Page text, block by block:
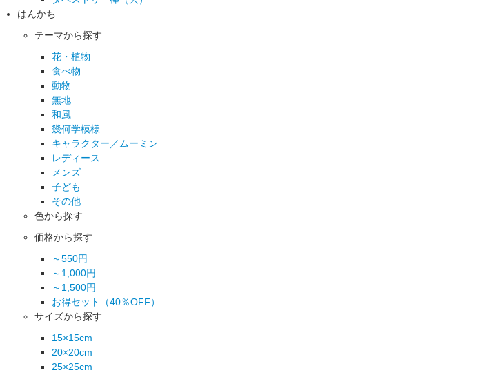
はんかち
テーマから探す
花・植物
食べ物
動物
無地
和風
幾何学模様
キャラクター／ムーミン
レディース
メンズ
子ども
その他
色から探す
価格から探す
～550円
～1,000円
～1,500円
お得セット（40％OFF）
サイズから探す
15×15cm
20×20cm
25×25cm